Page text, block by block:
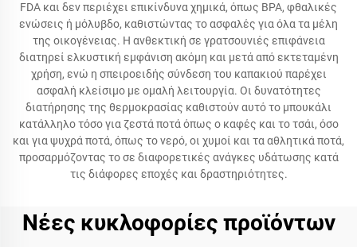
FDA και δεν περιέχει επικίνδυνα χημικά, όπως BPA, φθαλικές
ενώσεις ή μόλυβδο, καθιστώντας το ασφαλές για όλα τα μέλη
της οικογένειας. Η ανθεκτική σε γρατσουνιές επιφάνεια
διατηρεί ελκυστική εμφάνιση ακόμη και μετά από εκτεταμένη
χρήση, ενώ η σπειροειδής σύνδεση του καπακιού παρέχει
ασφαλή κλείσιμο με ομαλή λειτουργία. Οι δυνατότητες
διατήρησης της θερμοκρασίας καθιστούν αυτό το μπουκάλι
κατάλληλο τόσο για ζεστά ποτά όπως ο καφές και το τσάι, όσο
και για ψυχρά ποτά, όπως το νερό, οι χυμοί και τα αθλητικά ποτά,
προσαρμόζοντας το σε διαφορετικές ανάγκες υδάτωσης κατά
τις διάφορες εποχές και δραστηριότητες.
Νέες κυκλοφορίες προϊόντων